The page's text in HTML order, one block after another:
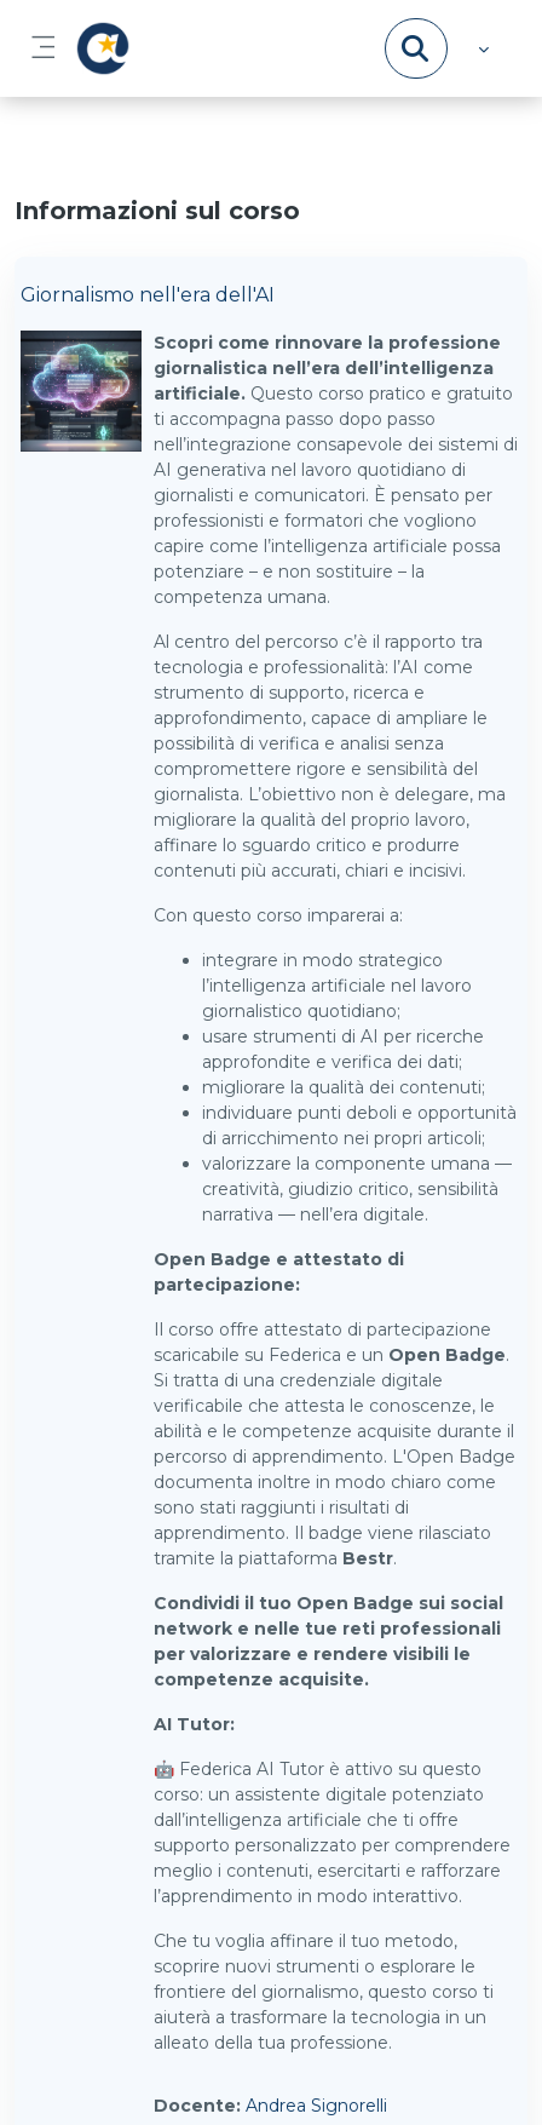
Pannello laterale
Informazioni sul corso
Giornalismo nell'era dell'AI
Scopri come rinnovare la professione
giornalistica nell’era dell’intelligenza
artificiale. Questo corso pratico e gratuito
ti accompagna passo dopo passo
nell’integrazione consapevole dei sistemi di
AI generativa nel lavoro quotidiano di
giornalisti e comunicatori. È pensato per
professionisti e formatori che vogliono
capire come l’intelligenza artificiale possa
potenziare – e non sostituire – la
competenza umana.
Al centro del percorso c’è il rapporto tra
tecnologia e professionalità: l’AI come
strumento di supporto, ricerca e
approfondimento, capace di ampliare le
possibilità di verifica e analisi senza
compromettere rigore e sensibilità del
giornalista. L’obiettivo non è delegare, ma
migliorare la qualità del proprio lavoro,
affinare lo sguardo critico e produrre
contenuti più accurati, chiari e incisivi.
Con questo corso imparerai a:
integrare in modo strategico
l’intelligenza artificiale nel lavoro
giornalistico quotidiano;
usare strumenti di AI per ricerche
approfondite e verifica dei dati;
migliorare la qualità dei contenuti;
individuare punti deboli e opportunità
di arricchimento nei propri articoli;
valorizzare la componente umana —
creatività, giudizio critico, sensibilità
narrativa — nell’era digitale.
Open Badge e attestato di
partecipazione:
Il corso offre attestato di partecipazione
scaricabile su Federica e un Open Badge.
Si tratta di una credenziale digitale
verificabile che attesta le conoscenze, le
abilità e le competenze acquisite durante il
percorso di apprendimento. L'Open Badge
documenta inoltre in modo chiaro come
sono stati raggiunti i risultati di
apprendimento. Il badge viene rilasciato
tramite la piattaforma Bestr.
Condividi il tuo Open Badge sui social
network e nelle tue reti professionali
per valorizzare e rendere visibili le
competenze acquisite.
AI Tutor:
🤖 Federica AI Tutor è attivo su questo
corso: un assistente digitale potenziato
dall’intelligenza artificiale che ti offre
supporto personalizzato per comprendere
meglio i contenuti, esercitarti e rafforzare
l’apprendimento in modo interattivo.
Che tu voglia affinare il tuo metodo,
scoprire nuovi strumenti o esplorare le
frontiere del giornalismo, questo corso ti
aiuterà a trasformare la tecnologia in un
alleato della tua professione.
Docente: Andrea Signorelli